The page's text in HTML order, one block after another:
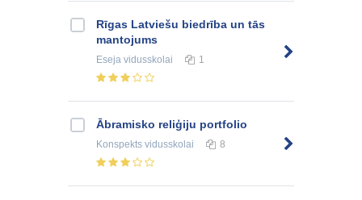
Rīgas Latviešu biedrība un tās
mantojums
Eseja vidusskolai 1
Ābramisko reliģiju portfolio
Konspekts vidusskolai 8